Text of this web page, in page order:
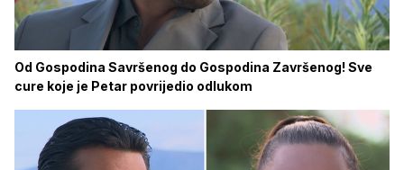
Od Gospodina Savršenog do Gospodina Završenog! Sve
cure koje je Petar povrijedio odlukom